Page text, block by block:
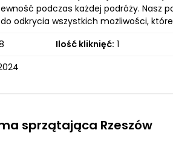
podczas każdej podróży. Nasz
odkrycia wszystkich możliwości,
Ilość kliknięć: 1
sprzątająca Rzeszów